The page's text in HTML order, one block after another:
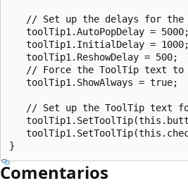
// Set up the delays for the
   toolTip1.AutoPopDelay = 5000;
   toolTip1.InitialDelay = 1000;
   toolTip1.ReshowDelay = 500;
// Force the ToolTip text
   toolTip1.ShowAlways = true;
// Set up the ToolTip text
Comentarios